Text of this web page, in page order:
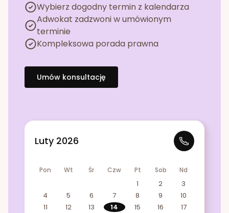
Wybierz dogodny termin z kalendarza
Adwokat zadzwoni w umówionym
terminie
Kompleksowa porada prawna
Umów konsultację
Luty 2026
Pon Wt Śr Czw Pt Sob Nd
1 2
3
4
5 6 7 8 9
10
11
12 13 14 15 16
17